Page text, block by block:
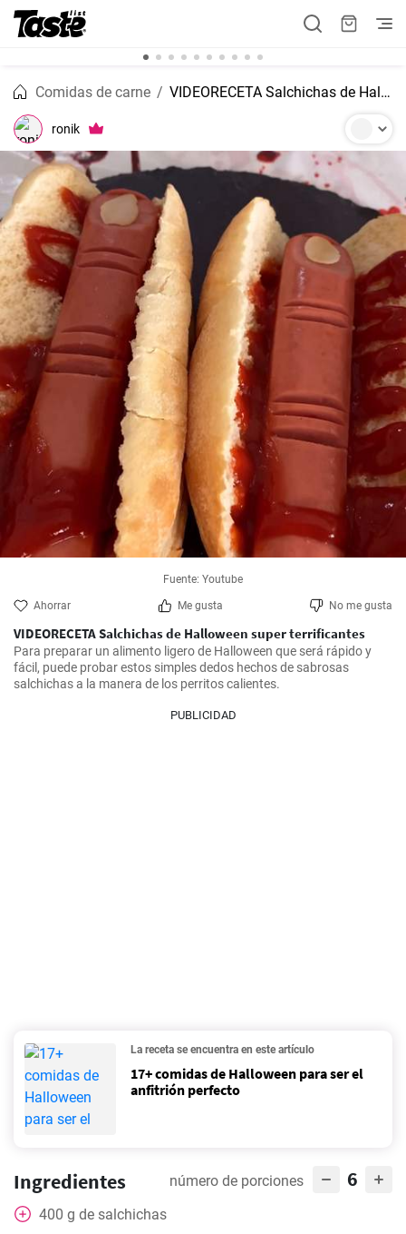
Comidas de carne VIDEORECETA Salchichas de Halloween super terrificantes
ronik
Fuente: Youtube
Ahorrar Me gusta No me gusta
VIDEORECETA Salchichas de Halloween super terrificantes
Para preparar un alimento ligero de Halloween que será rápido y
fácil, puede probar estos simples dedos hechos de sabrosas
salchichas a la manera de los perritos calientes.
PUBLICIDAD
La receta se encuentra en este artículo
17+ comidas de Halloween para ser el
anfitrión perfecto
Ingredientes número de porciones 6
400 g de salchichas